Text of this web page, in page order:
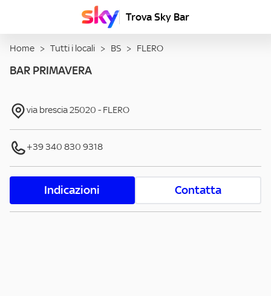
Trova Sky Bar
Home > Tutti i locali > BS > FLERO
BAR PRIMAVERA
via brescia25020 - FLERO
+39 340 830 9318
Indicazioni Contatta